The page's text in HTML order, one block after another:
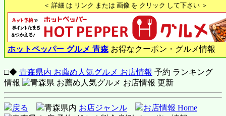
＜ 詳細 は リンク または 画像 を クリック して下さい ＞
ホットペッパー グルメ 青森お得なクーポン・グルメ情報
□◆ 青森県内 お薦め人気グルメ お店情報 予約 ランキング
情報
戻る 青森県内 お店ジャンル お店情報 Home